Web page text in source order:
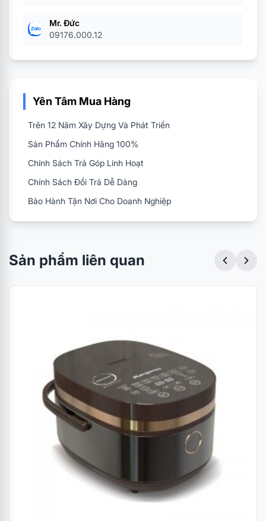
Mr. Đức
09176.000.12
Yên Tâm Mua Hàng
Trên 12 Năm Xây Dựng Và Phát Triển
Sản Phẩm Chính Hãng 100%
Chính Sách Trả Góp Linh Hoạt
Chính Sách Đổi Trả Dễ Dàng
Bảo Hành Tận Nơi Cho Doanh Nghiệp
Sản phẩm liên quan